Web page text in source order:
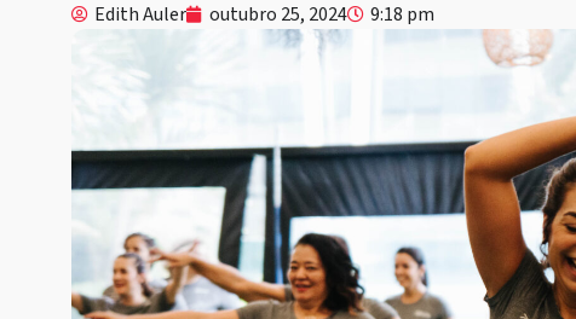
Edith Auler outubro 25, 2024 9:18 pm